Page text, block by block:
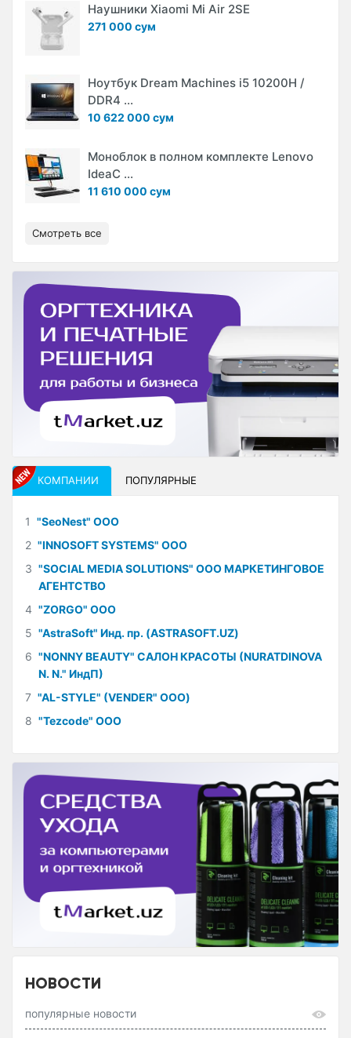
Наушники Xiaomi Mi Air 2SE
271 000 сум
Ноутбук Dream Machines i5 10200H /
DDR4 ...
10 622 000 сум
Моноблок в полном комплекте Lenovo
IdeaC ...
11 610 000 сум
Смотреть все
КОМПАНИИ ПОПУЛЯРНЫЕ
1 "SeoNest" ООО
2 "INNOSOFT SYSTEMS" ООО
3 "SOCIAL MEDIA SOLUTIONS" ООО МАРКЕТИНГОВОЕ
АГЕНТСТВО
4 "ZORGO" ООО
5 "AstraSoft" Инд. пр. (ASTRASOFT.UZ)
6 "NONNY BEAUTY" САЛОН КРАСОТЫ (NURATDINOVA
N. N." ИндП)
7 "AL-STYLE" (VENDER" ООО)
8 "Tezcode" ООО
НОВОСТИ
популярные новости